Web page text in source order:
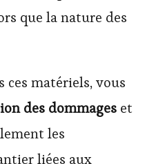
que la nature des
ces matériels, vous
des dommages et
les
liées aux